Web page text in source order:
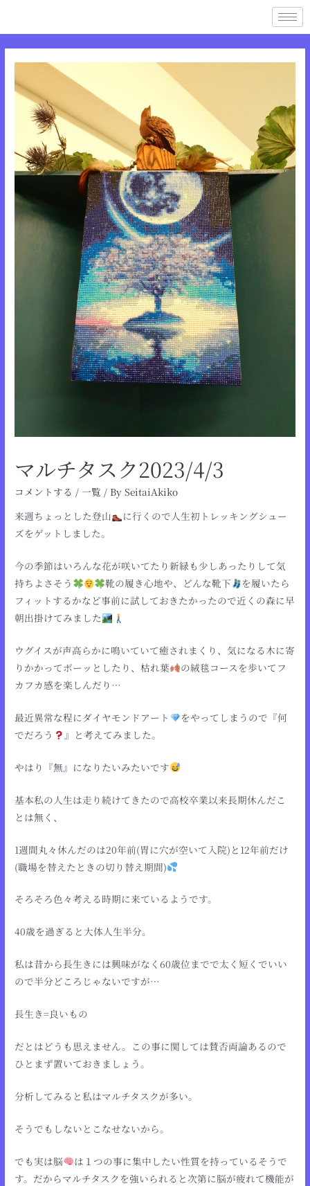
マルチタスク2023/4/3
コメントする /一覧 / BySeitaiAkiko
来週ちょっとした登山
に行くので人生初トレッキングシュー
ズをゲットしました。
今の季節はいろんな花が咲いてたり新緑も少しあったりして気
持ちよさそう
靴の履き心地や、どんな靴下
を履いたら
フィットするかなど事前に試しておきたかったので近くの森に早
朝出掛けてみました
ウグイスが声高らかに鳴いていて癒されまくり、気になる木に寄
りかかってボーッとしたり、枯れ葉
の絨毯コースを歩いてフ
カフカ感を楽しんだり…
最近異常な程にダイヤモンドアート
をやってしまうので『何
でだろう
』と考えてみました。
やはり『無』になりたいみたいです
基本私の人生は走り続けてきたので高校卒業以来長期休んだこ
とは無く、
1週間丸々休んだのは20年前(胃に穴が空いて入院)と12年前だけ
(職場を替えたときの切り替え期間)
そろそろ色々考える時期に来ているようです。
40歳を過ぎると大体人生半分。
私は昔から長生きには興味がなく60歳位までで太く短くでいい
ので半分どころじゃないですが…
長生き=良いもの
だとはどうも思えません。この事に関しては賛否両論あるので
ひとまず置いておきましょう。
分析してみると私はマルチタスクが多い。
そうでもしないとこなせないから。
でも実は脳
は１つの事に集中したい性質を持っているそうで
す。だからマルチタスクを強いられると次第に脳が疲れて機能が